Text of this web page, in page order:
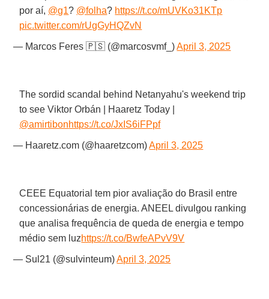
por aí, @g1? @folha? https://t.co/mUVKo31KTp
pic.twitter.com/rUgGyHQZvN
— Marcos Feres 🇵🇸 (@marcosvmf_)April 3, 2025
The sordid scandal behind Netanyahu's weekend trip
to see Viktor Orbán | Haaretz Today |
@amirtibonhttps://t.co/JxIS6iFPpf
— Haaretz.com (@haaretzcom)April 3, 2025
CEEE Equatorial tem pior avaliação do Brasil entre
concessionárias de energia. ANEEL divulgou ranking
que analisa frequência de queda de energia e tempo
médio sem luzhttps://t.co/BwfeAPvV9V
— Sul21 (@sulvinteum)April 3, 2025